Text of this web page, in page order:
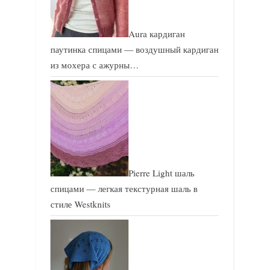
Aura кардиган
паутинка спицами — воздушный кардиган
из мохера с ажурны…
Pierre Light шаль
спицами — легкая текстурная шаль в
стиле Westknits